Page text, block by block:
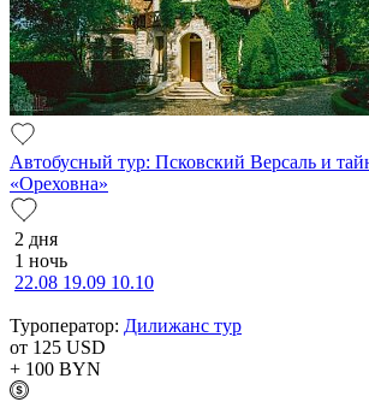
Автобусный тур: Псковский Версаль и
«Ореховна»
2 дня
1 ночь
22.08 19.09 10.10
Туроператор: Дилижанс тур
от 125 USD
+ 100 BYN